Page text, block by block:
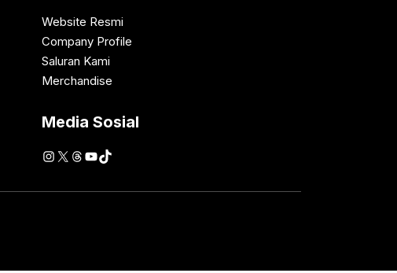
Website Resmi
Company Profile
Saluran Kami
Merchandise
Media Sosial
Instagram
X Threads
YouTube
TikTok